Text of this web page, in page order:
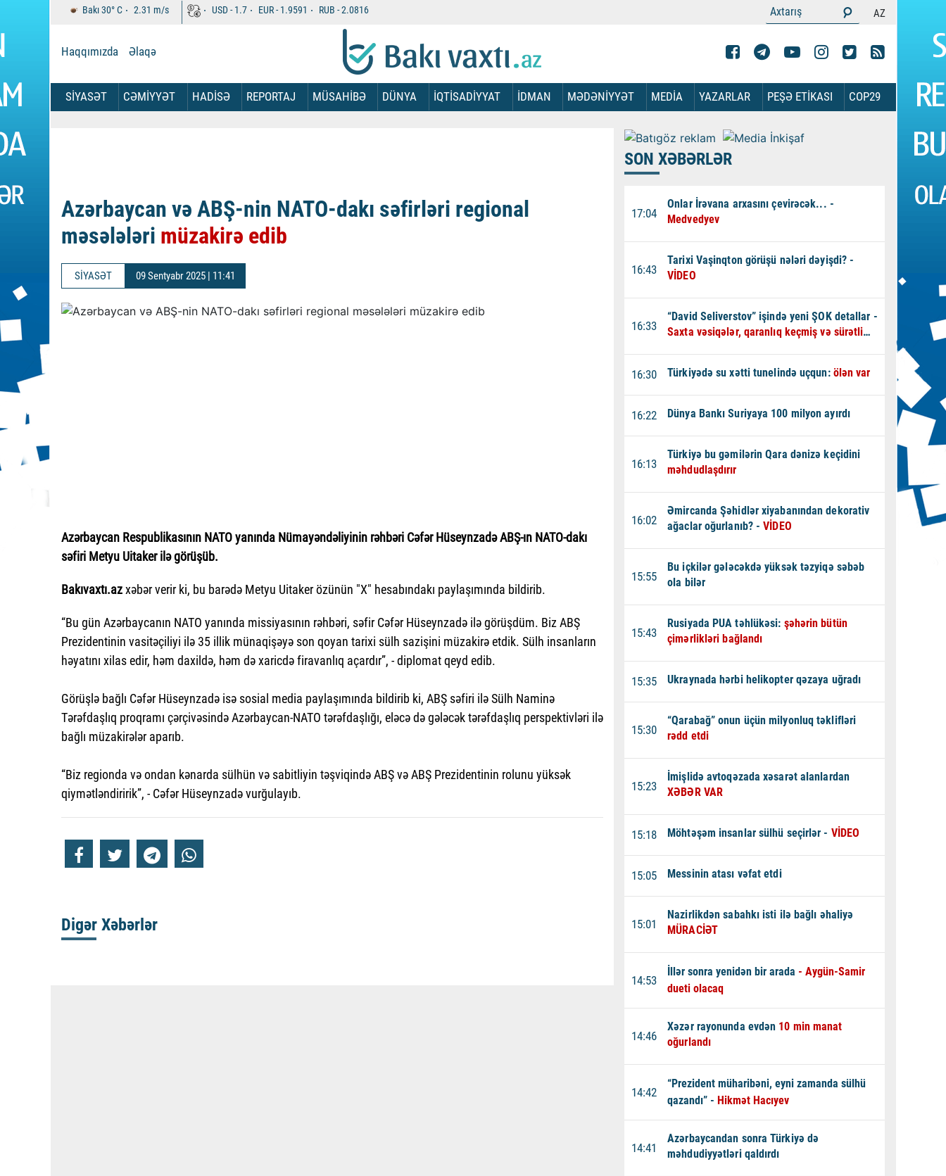
Bakı30°C 2.31 m/s USD -1.7 EUR -1.9591 RUB -2.0816 AZ
Haqqımızda Əlaqə
SİYASƏT CƏMİYYƏT HADİSƏ REPORTAJ MÜSAHİBƏ DÜNYA İQTİSADİYYAT İDMAN MƏDƏNİYYƏT MEDİA YAZARLAR PEŞƏ ETİKASI COP29
Azərbaycan və ABŞ-nin NATO-dakı səfirləri regional
məsələləri müzakirə edib
SİYASƏT 09 Sentyabr 2025 | 11:41
Azərbaycan Respublikasının NATO yanında Nümayəndəliyinin rəhbəri Cəfər Hüseynzadə ABŞ-ın NATO-dakı
səfiri Metyu Uitaker ilə görüşüb.
Bakıvaxtı.azxəbər verir ki, bu barədə Metyu Uitaker özünün "X" hesabındakı paylaşımında bildirib.
“Bu gün Azərbaycanın NATO yanında missiyasının rəhbəri, səfir Cəfər Hüseynzadə ilə görüşdüm. Biz ABŞ
Prezidentinin vasitəçiliyi ilə 35 illik münaqişəyə son qoyan tarixi sülh sazişini müzakirə etdik. Sülh insanların
həyatını xilas edir, həm daxildə, həm də xaricdə firavanlıq açardır”, - diplomat qeyd edib.
Görüşlə bağlı Cəfər Hüseynzadə isə sosial media paylaşımında bildirib ki, ABŞ səfiri ilə Sülh Naminə
Tərəfdaşlıq proqramı çərçivəsində Azərbaycan-NATO tərəfdaşlığı, eləcə də gələcək tərəfdaşlıq perspektivləri ilə
bağlı müzakirələr aparıb.
“Biz regionda və ondan kənarda sülhün və sabitliyin təşviqində ABŞ və ABŞ Prezidentinin rolunu yüksək
qiymətləndiririk”, - Cəfər Hüseynzadə vurğulayıb.
Digər Xəbərlər
SON XƏBƏRLƏR
17:04
Onlar İrəvana arxasını çevirəcək... -
Medvedyev
16:43
Tarixi Vaşinqton görüşü nələri dəyişdi? -
VİDEO
16:33
“David Seliverstov” işində yeni ŞOK detallar -
Saxta vəsiqələr, qaranlıq keçmiş və sürətli
16:30 Türkiyədə su xətti tunelində uçqun:ölən var
16:22 Dünya Bankı Suriyaya 100 milyon ayırdı
16:13
Türkiyə bu gəmilərin Qara dənizə keçidini
məhdudlaşdırır
16:02
Əmircanda Şəhidlər xiyabanından dekorativ
ağaclar oğurlanıb? -VİDEO
15:55
Bu içkilər gələcəkdə yüksək təzyiqə səbəb
ola bilər
15:43
Rusiyada PUA təhlükəsi: şəhərin bütün
çimərlikləri bağlandı
15:35 Ukraynada hərbi helikopter qəzaya uğradı
15:30
“Qarabağ” onun üçün milyonluq təklifləri
rədd etdi
15:23
İmişlidə avtoqəzada xəsarət alanlardan
XƏBƏR VAR
15:18 Möhtəşəm insanlar sülhü seçirlər - VİDEO
15:05 Messinin atası vəfat etdi
15:01
Nazirlikdən sabahkı isti ilə bağlı əhaliyə
MÜRACİƏT
14:53
İllər sonra yenidən bir arada - Aygün-Samir
dueti olacaq
14:46
Xəzər rayonunda evdən 10 min manat
oğurlandı
14:42
“Prezident müharibəni, eyni zamanda sülhü
qazandı” - Hikmət Hacıyev
14:41
Azərbaycandan sonra Türkiyə də
məhdudiyyətləri qaldırdı